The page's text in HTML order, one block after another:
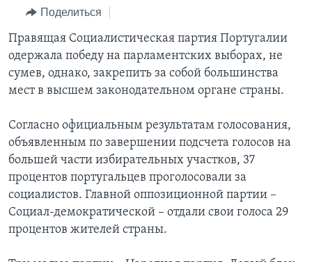
Перейти
поиск
ПОЧЕМУ ЭТО ВАЖНО?
ДИСКУССИЯ VOA
ДЕТАЛИ
НЬЮ-ЙОРК NEW YORK
А КАК В АМЕРИКЕ?
АРТЕФАКТЫ
АМЕРИКАНСКИЕ ГОРОДКИ
ТЕСТЫ
ФАКТЫ ПРОТИВ ФЕЙКОВ
ЗА СВОБОДУ ПРЕССЫ
УЧИМ АНГЛИЙСКИЙ
ВИДЕО
Learning English
СОЦИАЛЬНЫЕ СЕТИ
Поделиться
Правящая Социалистическая партия Португалии
одержала победу на парламентских выборах, не
сумев, однако, закрепить за собой большинства
мест в высшем законодательном органе страны.
Согласно официальным результатам голосования,
объявленным по завершении подсчета голосов на
большей части избирательных участков, 37
процентов португальцев проголосовали за
социалистов. Главной оппозиционной партии –
Социал-демократической – отдали свои голоса 29
процентов жителей страны.